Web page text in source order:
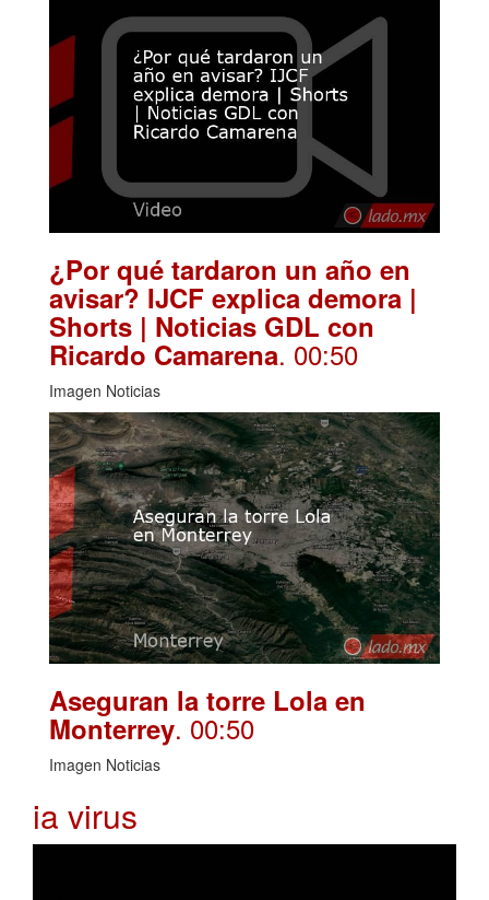
¿Por qué tardaron un año en
avisar? IJCF explica demora |
Shorts | Noticias GDL con
Ricardo Camarena. 00:50
Imagen Noticias
Aseguran la torre Lola en
Monterrey. 00:50
Imagen Noticias
ia virus